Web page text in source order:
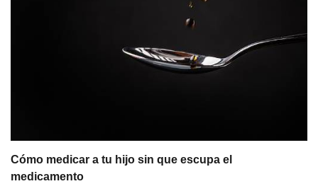
Cómo medicar a tu hijo sin que escupa el
medicamento